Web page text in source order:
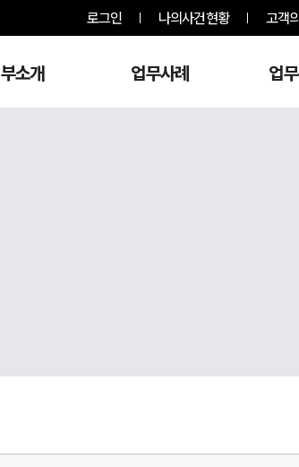
로그인 나의사건현황 고객
부소개 업무사례 업